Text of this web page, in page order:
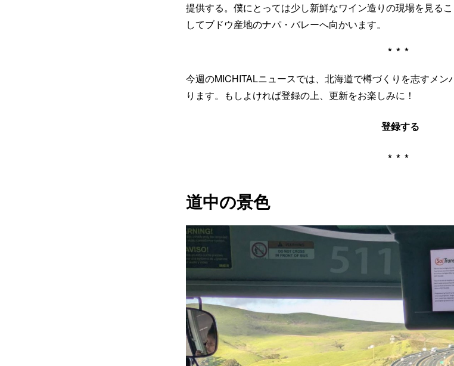
提供する。僕にとっては少し新鮮なワイン造りの現場を見る
してブドウ産地のナパ・バレーへ向かいます。
***
今週のMICHITALニュースでは、北海道で樽づくりを志すメ
ります。もしよければ登録の上、更新をお楽しみに！
登録する
***
道中の景色